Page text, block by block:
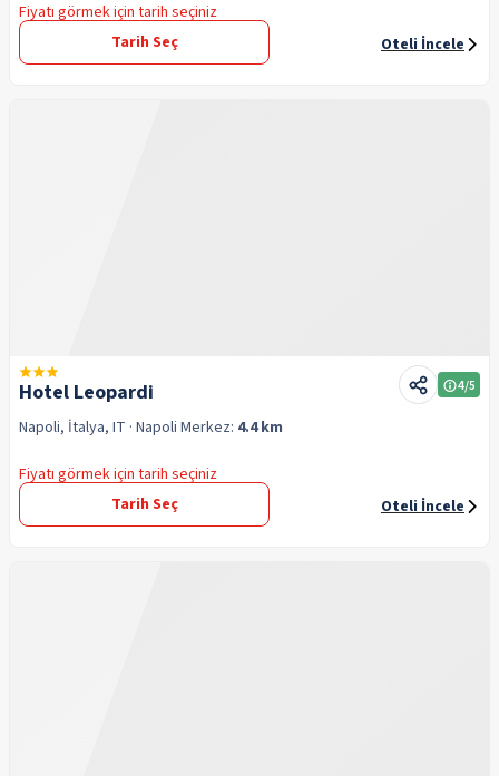
Fiyatı görmek için tarih seçiniz
Tarih Seç
Oteli İncele
Hotel Leopardi 4/5
Napoli, İtalya, IT · Napoli Merkez: 4.4 km
Fiyatı görmek için tarih seçiniz
Tarih Seç
Oteli İncele